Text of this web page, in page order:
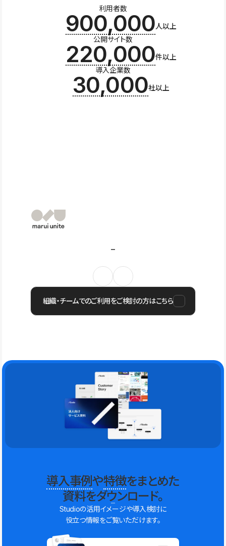
利用者数
900,000人以上
公開サイト数
220,000件以上
導入企業数
30,000社以上
組織・チームでのご利用をご検討の方はこちら
導入事例や特徴をまとめた
資料をダウンロード。
Studioの活用イメージや導入検討に
役立つ情報をご覧いただけます。